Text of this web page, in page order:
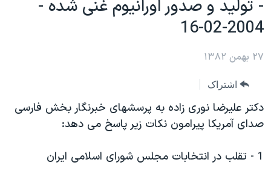
محتوای
اصلی
صفحه
جهش
به
موضوع ها
آمریکا
جهان
ورزشی
گزیده‌ها
برنامه های تلویزیونی
جدول برنامه ها
صفحه‌های ویژه
جام جهانی ۲۰۲۶
عملیات خشم حماسی
فرکانس‌های صدای آمریکا
پخش رادیویی
یادگیری زبان انگلیسی
- توليد و صدور اورانيوم غنی شده -
2004-02-16
۲۷ بهمن ۱۳۸۲
اشتراک
دکتر عليرضا نوری زاده به پرسشهای خبرنگار بخش فارسی
صدای آمريکا پيرامون نکات زير پاسخ می دهد:
1 - تقلب در انتخابات مجلس شورای اسلامی ايران